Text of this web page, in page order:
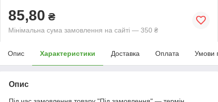
85,80 ₴
Мінімальна сума замовлення на сайті — 350 ₴
Опис Характеристики Доставка Оплата Умови
Опис